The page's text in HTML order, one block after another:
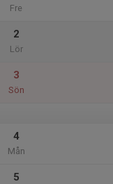
Fre
2
Lör
3
Sön
4
Mån
5